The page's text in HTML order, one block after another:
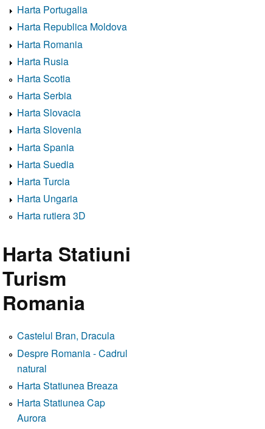
Harta Portugalia
Harta Republica Moldova
Harta Romania
Harta Rusia
Harta Scotia
Harta Serbia
Harta Slovacia
Harta Slovenia
Harta Spania
Harta Suedia
Harta Turcia
Harta Ungaria
Harta rutiera 3D
Harta Statiuni
Turism
Romania
Castelul Bran, Dracula
Despre Romania - Cadrul
natural
Harta Statiunea Breaza
Harta Statiunea Cap
Aurora